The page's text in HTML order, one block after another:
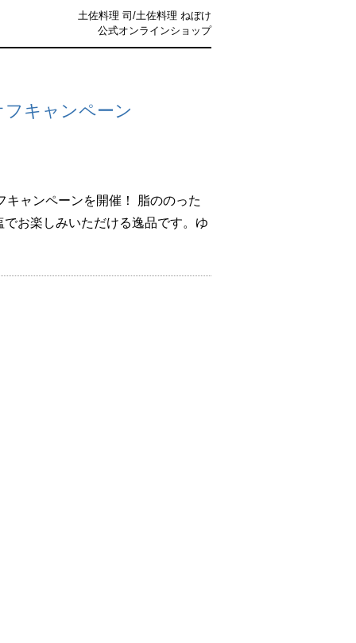
土佐料理 司/土佐料理 ねぼけ
公式オンラインショップ
フキャンペーン
ャンペーンを開催！ 脂ののった
お楽しみいただける逸品です。ゆ